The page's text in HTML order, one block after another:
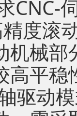
CNC-
度滚
机械
高平稳
驱动